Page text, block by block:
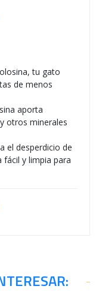
tu gato
de menos
aporta
otros minerales
el desperdicio de
fácil y limpia para